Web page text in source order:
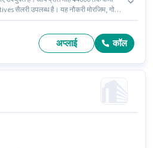
सैलरी उपलब्ध है। यह नौकरी मोरजिम, गोआ
अप्लाई कॉल